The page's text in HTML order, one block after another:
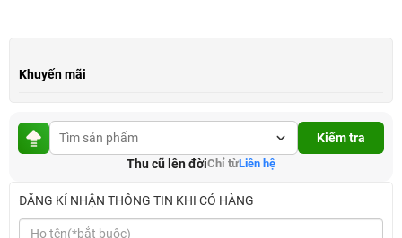
Khuyến mãi
Kiểm tra
Thu cũ lên đờiChỉ từLiên hệ
ĐĂNG KÍ NHẬN THÔNG TIN KHI CÓ HÀNG